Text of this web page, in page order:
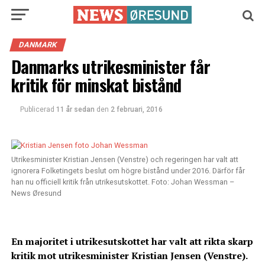
DANMARK
Danmarks utrikesminister får
kritik för minskat bistånd
Publicerad 11 år sedan den 2 februari, 2016
Utrikesminister Kristian Jensen (Venstre) och regeringen har valt att
ignorera Folketingets beslut om högre bistånd under 2016. Därför får
han nu officiell kritik från utrikesutskottet. Foto: Johan Wessman –
News Øresund
En majoritet i utrikesutskottet har valt att rikta skarp
kritik mot utrikesminister Kristian Jensen (Venstre).